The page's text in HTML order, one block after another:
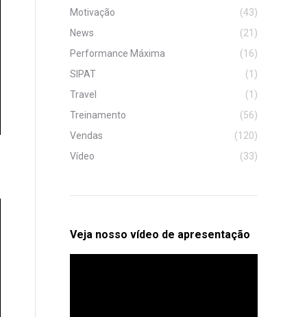
Motivação
(43)
News
(21)
Performance Máxima
(16)
SIPAT
(1)
Travel
(1)
Treinamento
(56)
Vendas
(120)
Vídeo
(33)
Veja nosso vídeo de apresentação